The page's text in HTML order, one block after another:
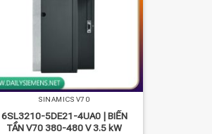
SINAMICS V70
6SL3210-5DE21-4UA0 | BIẾN
TẦN V70 380-480 V 3.5 kW